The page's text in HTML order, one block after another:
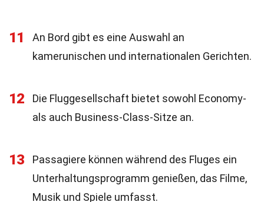
11
An Bord gibt es eine Auswahl an
kamerunischen und internationalen Gerichten.
12
Die Fluggesellschaft bietet sowohl Economy-
als auch Business-Class-Sitze an.
13
Passagiere können während des Fluges ein
Unterhaltungsprogramm genießen, das Filme,
Musik und Spiele umfasst.